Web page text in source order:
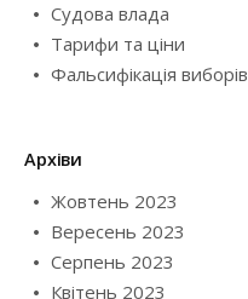
Судова влада
Тарифи та ціни
Фальсифікація виборів
Архіви
Жовтень 2023
Вересень 2023
Серпень 2023
Квітень 2023